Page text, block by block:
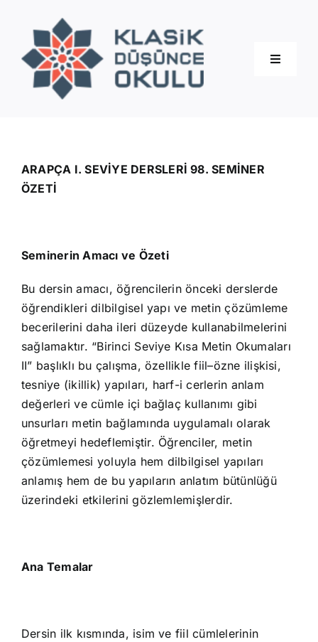
content
Toggle
Eğitimler
İletişim
ARAPÇA I. SEVİYE DERSLERİ 98. SEMİNER
ÖZETİ
Seminerin Amacı ve Özeti
Bu dersin amacı, öğrencilerin önceki derslerde
öğrendikleri dilbilgisel yapı ve metin çözümleme
becerilerini daha ileri düzeyde kullanabilmelerini
sağlamaktır. “Birinci Seviye Kısa Metin Okumaları
II” başlıklı bu çalışma, özellikle fiil–özne ilişkisi,
tesniye (ikillik) yapıları, harf-i cerlerin anlam
değerleri ve cümle içi bağlaç kullanımı gibi
unsurları metin bağlamında uygulamalı olarak
öğretmeyi hedeflemiştir. Öğrenciler, metin
çözümlemesi yoluyla hem dilbilgisel yapıları
anlamış hem de bu yapıların anlatım bütünlüğü
üzerindeki etkilerini gözlemlemişlerdir.
Ana Temalar
Dersin ilk kısmında, isim ve fiil cümlelerinin